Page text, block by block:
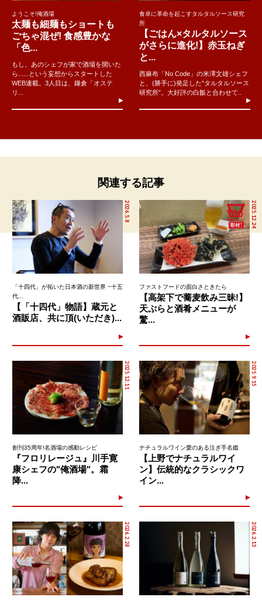
ようこそ!俺酒場
太麺も細麺もショートも
ごちゃ混ぜ! 食感豊かな
「色...
もし、あのシェフが家で酒場を開いた
ら......という妄想からスタートした
WEB連載。3人目は、鎌倉「オステ
リ...
食卓に革命を起こすタルタルソース研究
所
【ごはん×タルタルソース
がさらに進化!】赤玉ねぎ
と...
西麻布「No Code」の米澤文雄シェフ
と、(勝手に)発足した“タルタルソース
研究所”。大好評の白飯と合わせて..
関連する記事
2026.5.8
「十四代」が拓いた日本酒の新世界 ~十五
代...
【「十四代」物語】蔵元と
酒販店、共に頂(いただき)...
2025.12.24
ファストフードの面白さときたら
【高架下で蕎麦飲み三昧!】
天ぷらと酒肴メニューが
驚...
2025.12.11
創刊35周年!名酒場の感動レシピ
『フロリレージュ』川手寛
康シェフの"俺酒場"。霜
降...
2025.9.15
ナチュラルワイン愛のある注ぎ手名鑑
【上野でナチュラルワイ
ン】伝統的なクラシックワ
イン...
2026.2.28 2026.2.13